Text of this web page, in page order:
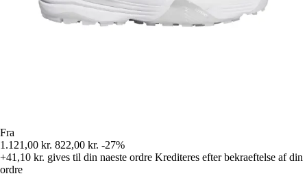
Fra
1.121,00 kr. 822,00 kr. -27%
+41,10 kr. gives til din naeste ordre Krediteres efter bekraeftelse af din
ordre